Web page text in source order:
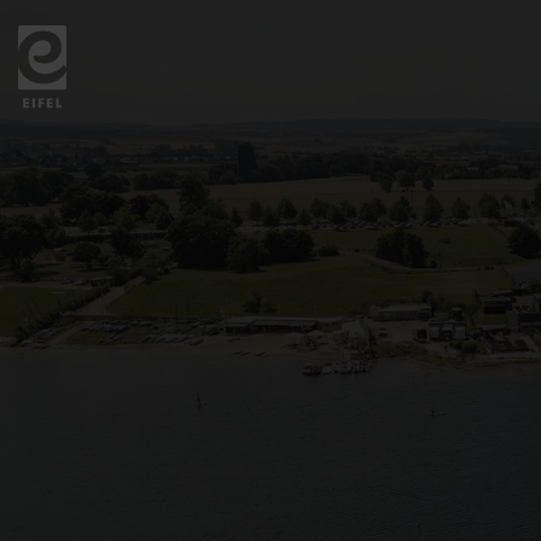
Zurück
zur
Startseite